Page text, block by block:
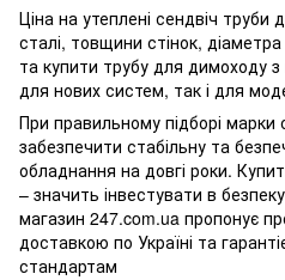
Ціна на утеплені сендвіч
сталі, товщини стінок,
та купити трубу для димоходу
для нових систем, так і для
При правильному підборі
забезпечити стабільну та
обладнання на довгі роки.
– значить інвестувати в
магазин 247.com.ua пропонує
доставкою по Україні та
стандартам